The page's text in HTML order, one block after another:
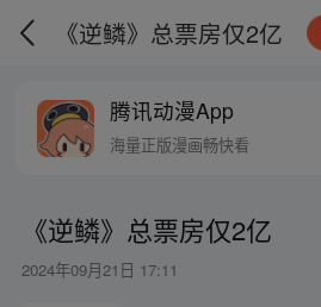
《逆鳞》总票房仅2亿
腾讯动漫App
海量正版漫画畅快看
《逆鳞》总票房仅2亿
2024年09月21日 17:11